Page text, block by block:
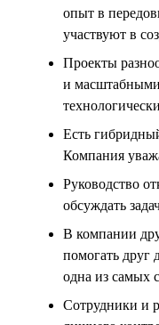
опыт в
участвуют в
Проекты
и
Есть
Компания
Руководство
обсуждать
В компании
помогать друг
одна из самых
Сотрудники и